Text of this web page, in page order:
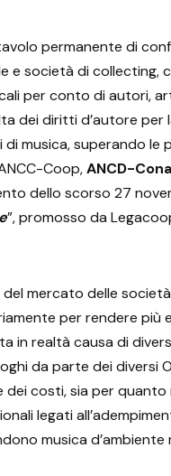
permanente di
e società di collecting,
per conto di autori,
dei diritti d’autore per
musica, superando le
Coop,ANCD-
dello scorso 27
”, promosso da
del mercato delle
per rendere
in realtà causa di
da parte dei diversi
dei costi, sia per
legati
musica d’ambiente